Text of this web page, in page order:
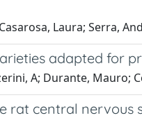
Laura; Serra,
adapted for
A; Durante, Mauro;
rat central nervous